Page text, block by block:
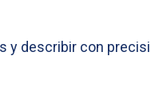
y describir con